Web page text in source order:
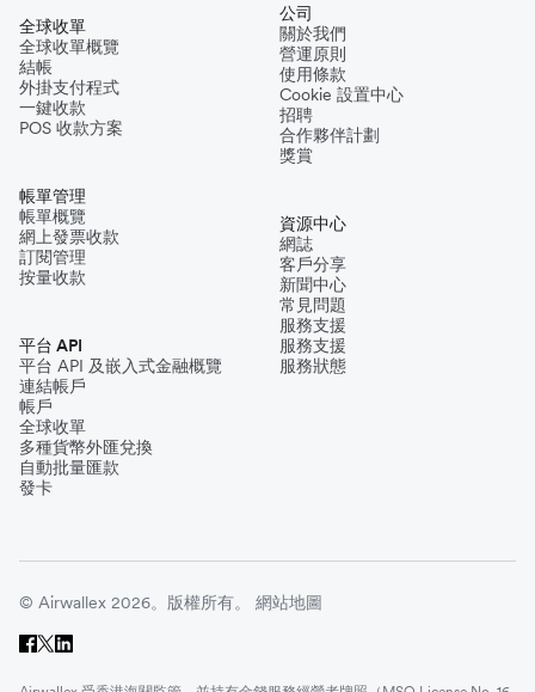
全球收單
全球收單概覽
結帳
外掛支付程式
一鍵收款
POS 收款方案
帳單管理
帳單概覽
網上發票收款
訂閱管理
按量收款
平台 API
平台 API 及嵌入式金融概覽
連結帳戶
帳戶
全球收單
多種貨幣外匯兌換
自動批量匯款
發卡
公司
關於我們
營運原則
使用條款
Cookie 設置中心
招聘
合作夥伴計劃
獎賞
資源中心
網誌
客戶分享
新聞中心
常見問題
服務支援
服務支援
服務狀態
© Airwallex 2026。版權所有。 網站地圖